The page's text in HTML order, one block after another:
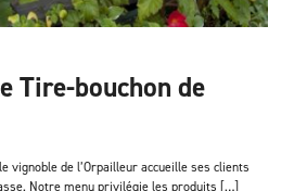
Tire-bouchon de
vignoble de l’Orpailleur accueille ses clients
Notre menu privilégie les produits […]